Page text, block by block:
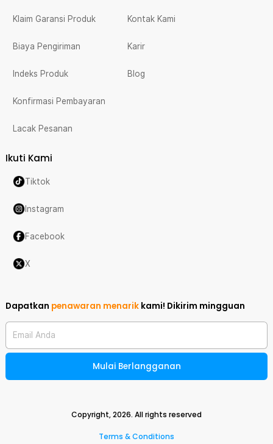
Klaim Garansi Produk
Biaya Pengiriman
Indeks Produk
Konfirmasi Pembayaran
Lacak Pesanan
Kontak Kami
Karir
Blog
Ikuti Kami
Tiktok
Instagram
Facebook
X
Dapatkan penawaran menarik kami! Dikirim mingguan
Email Anda
Mulai Berlangganan
Copyright,2026. All rights reserved
Terms & Conditions